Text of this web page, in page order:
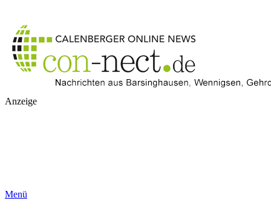
Anzeige
Menü